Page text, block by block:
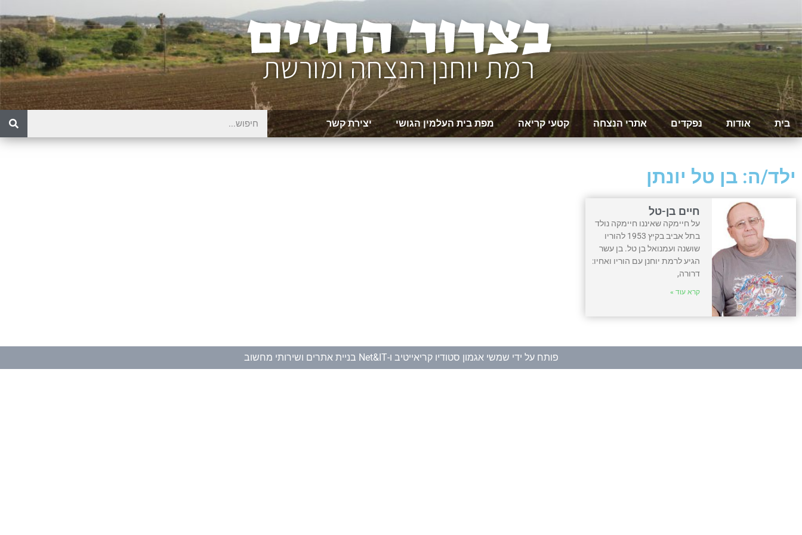
בית אודות נפקדים אתרי הנצחה קטעי קריאה מפת בית העלמין הגושי יצירת קשר
ילד/ה: בן טל יונתן
חיים בן-טל
על חיימקה שאיננו חיימקה נולד
בתל אביב בקיץ 1953 להוריו
שושנה ועמנואל בן טל. בן עשר
הגיע לרמת יוחנן עם הוריו ואחיו:
דרורה,
קרא עוד »
פותח על ידי שמשי אגמון סטודיו קריאייטיב ו-Net&IT בניית אתרים ושירותי מחשוב